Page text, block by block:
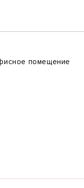
помещение